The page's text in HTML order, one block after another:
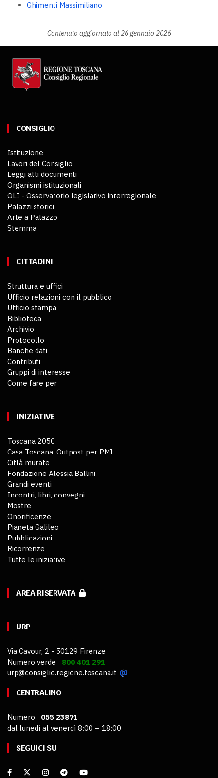
Ghimenti Massimiliano
Contenuto aggiornato al 26 gennaio 2026
CONSIGLIO
Istituzione
Lavori del Consiglio
Leggi atti documenti
Organismi istituzionali
OLI - Osservatorio legislativo interregionale
Palazzi storici
Arte a Palazzo
Stemma
CITTADINI
Struttura e uffici
Ufficio relazioni con il pubblico
Ufficio stampa
Biblioteca
Archivio
Protocollo
Banche dati
Contributi
Gruppi di interesse
Come fare per
INIZIATIVE
Toscana 2050
Casa Toscana. Outpost per PMI
Città murate
Fondazione Alessia Ballini
Grandi eventi
Incontri, libri, convegni
Mostre
Onorificenze
Pianeta Galileo
Pubblicazioni
Ricorrenze
Tutte le iniziative
AREA RISERVATA
URP
Via Cavour, 2 - 50129 Firenze
Numero verde 800 401 291
urp@consiglio.regione.toscana.it
CENTRALINO
Numero 055 23871
dal lunedì al venerdì 8:00 – 18:00
SEGUICI SU